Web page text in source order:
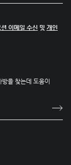
이메일 수신 및 개인
을 찾는데 도움이